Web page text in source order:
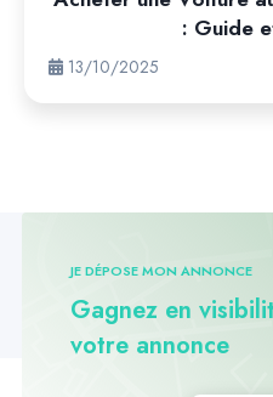
: Guide
13/10/2025
JE DÉPOSE MON ANNONCE
Gagnez en
votre annonce